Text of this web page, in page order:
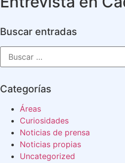
Buscar entradas
Categorías
Áreas
Curiosidades
Noticias de prensa
Noticias propias
Uncategorized